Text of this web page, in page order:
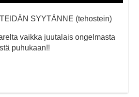
SYYTÄNNE (tehostein)
vaikka juutalais ongelmasta
puhukaan!!